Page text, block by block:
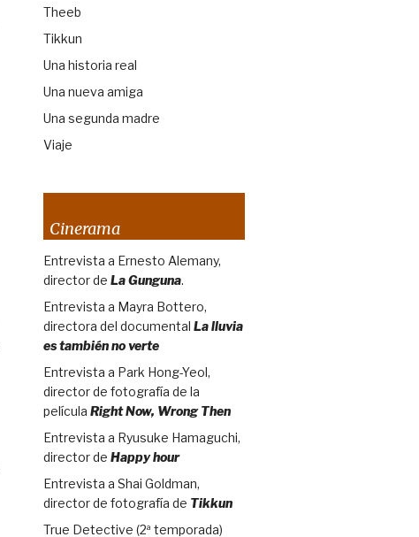
Theeb
Tikkun
Una historia real
Una nueva amiga
Una segunda madre
Viaje
Cinerama
Entrevista a Ernesto Alemany,
director de La Gunguna.
Entrevista a Mayra Bottero,
directora del documental La lluvia
es también no verte
Entrevista a Park Hong-Yeol,
director de fotografía de la
película Right Now, Wrong Then
Entrevista a Ryusuke Hamaguchi,
director de Happy hour
Entrevista a Shai Goldman,
director de fotografía de Tikkun
True Detective (2ª temporada)